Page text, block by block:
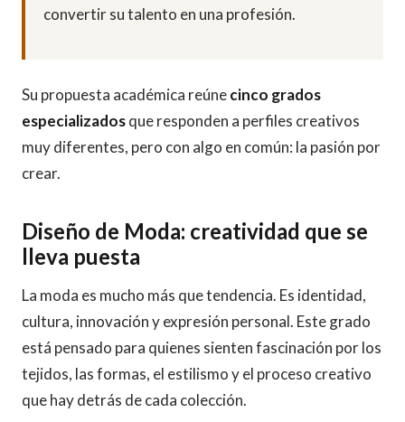
convertir su talento en una profesión.
Su propuesta académica reúnecinco grados
especializadosque responden a perfiles creativos
muy diferentes, pero con algo en común: la pasión por
crear.
Diseño de Moda: creatividad que se
lleva puesta
La moda es mucho más que tendencia. Es identidad,
cultura, innovación y expresión personal. Este grado
está pensado para quienes sienten fascinación por los
tejidos, las formas, el estilismo y el proceso creativo
que hay detrás de cada colección.